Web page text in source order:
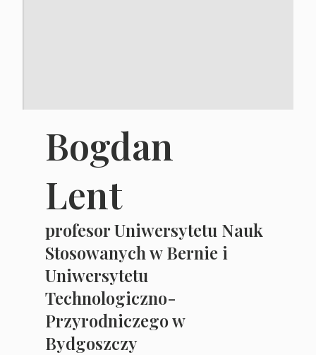
Bogdan
Lent
profesor Uniwersytetu Nauk
Stosowanych w Bernie i
Uniwersytetu
Technologiczno-
Przyrodniczego w
Bydgoszczy